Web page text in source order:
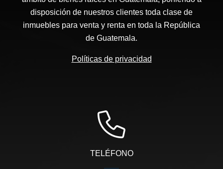
disposición de nuestros clientes toda clase de
inmuebles para venta y renta en toda la República
de Guatemala.
Políticas de privacidad
TELÉFONO